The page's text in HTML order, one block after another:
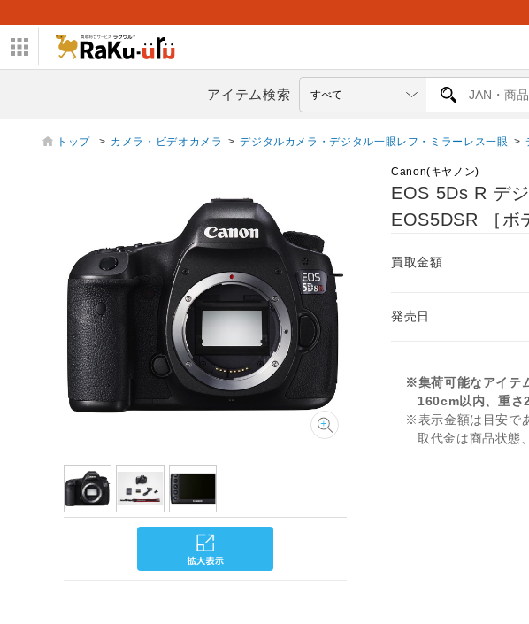
アイテム検索
トップ > カメラ・ビデオカメラ > デジタルカメラ・デジタル一眼レフ・ミラーレス一眼 >
Canon(キヤノン)
EOS 5Ds R デ
EOS5DSR ［ボ
買取金額
発売日
※集荷可能なアイテ
160cm以内、重さ
※表示金額は目安で
取代金は商品状態